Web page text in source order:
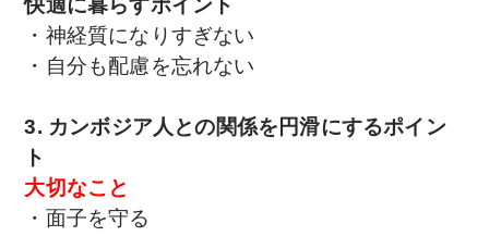
快適に暮らすポイント
・神経質になりすぎない
・自分も配慮を忘れない
3. カンボジア人との関係を円滑にするポイン
ト
大切なこと
・面子を守る